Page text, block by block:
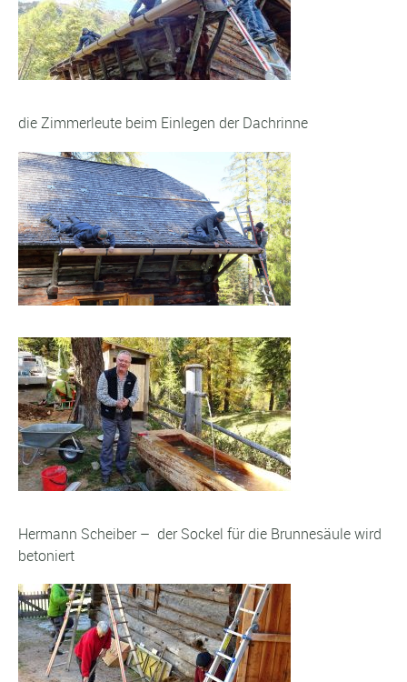
die Zimmerleute beim Einlegen der Dachrinne
Hermann Scheiber – der Sockel für die Brunnesäule wird
betoniert